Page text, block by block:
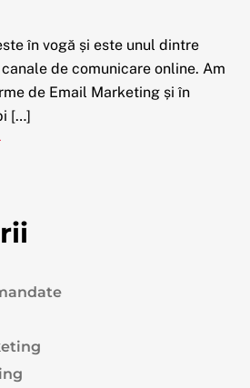
în vogă și este unul dintre
de comunicare online. Am
de Email Marketing și în
[…]